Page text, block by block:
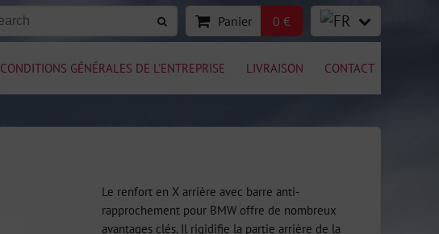
Panier 0 €
CONDITIONS GÉNÉRALES DE L'ENTREPRISE LIVRAISON CONTACT
Le renfort en X arrière avec barre anti-
rapprochement pour BMW offre de nombreux
avantages clés. Il rigidifie la partie arrière de la